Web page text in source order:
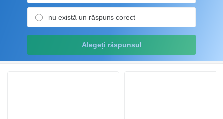
nu există un răspuns corect
Alegeți răspunsul